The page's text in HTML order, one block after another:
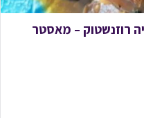
רוזנשטוק – מאסטר